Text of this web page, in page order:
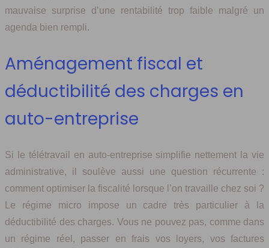
mauvaise surprise d’une rentabilité trop faible malgré un
agenda bien rempli.
Aménagement fiscal et
déductibilité des charges en
auto-entreprise
Si le télétravail en auto-entreprise simplifie nettement la vie
administrative, il soulève aussi une question récurrente :
comment optimiser la fiscalité lorsque l’on travaille chez soi ?
Le régime micro impose un cadre très particulier à la
déductibilité des charges. Vous ne pouvez pas, comme dans
un régime réel, passer en frais vos loyers, vos factures